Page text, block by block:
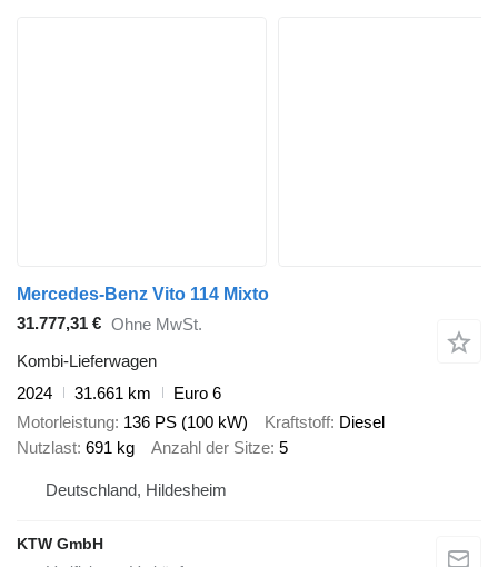
Mercedes-Benz Vito 114 Mixto
31.777,31 € Ohne MwSt.
Kombi-Lieferwagen
2024
31.661 km
Euro 6
Motorleistung 136 PS (100 kW) Kraftstoff Diesel
Nutzlast 691 kg Anzahl der Sitze 5
Deutschland, Hildesheim
KTW GmbH